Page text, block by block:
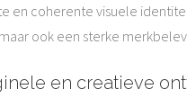
en coherente visuele
ook een sterke
en creatieve